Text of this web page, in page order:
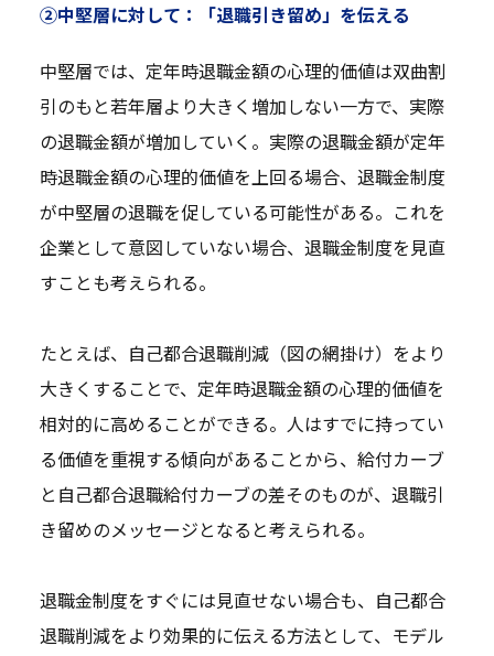
②中堅層に対して：「退職引き留め」を伝える
中堅層では、定年時退職金額の心理的価値は双曲割
引のもと若年層より大きく増加しない一方で、実際
の退職金額が増加していく。実際の退職金額が定年
時退職金額の心理的価値を上回る場合、退職金制度
が中堅層の退職を促している可能性がある。これを
企業として意図していない場合、退職金制度を見直
すことも考えられる。
たとえば、自己都合退職削減（図の網掛け）をより
大きくすることで、定年時退職金額の心理的価値を
相対的に高めることができる。人はすでに持ってい
る価値を重視する傾向があることから、給付カーブ
と自己都合退職給付カーブの差そのものが、退職引
き留めのメッセージとなると考えられる。
退職金制度をすぐには見直せない場合も、自己都合
退職削減をより効果的に伝える方法として、モデル